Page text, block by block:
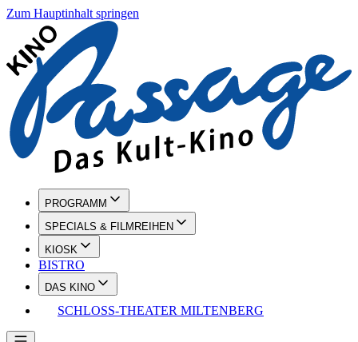
Zum Hauptinhalt springen
PROGRAMM
SPECIALS & FILMREIHEN
KIOSK
BISTRO
DAS KINO
SCHLOSS-THEATER MILTENBERG